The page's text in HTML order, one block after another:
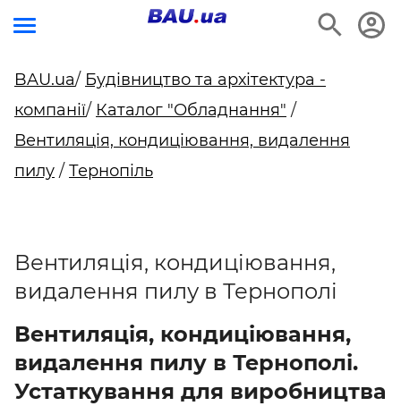
BAU.ua/ Будівництво та архітектура -
компанії/ Каталог "Обладнання" /
Вентиляція, кондиціювання, видалення
пилу / Тернопіль
Вентиляція, кондиціювання,
видалення пилу в Тернополі
Вентиляція, кондиціювання,
видалення пилу в Тернополі.
Устаткування для виробництва